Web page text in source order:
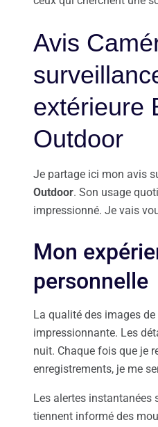
Avis
extérieure
Outdoor
Je partage ici mon avis
Outdoor. Son usage
impressionné. Je vais
Mon
personnelle
La qualité des images
impressionnante. Les
nuit. Chaque fois que je
enregistrements, je me
Les alertes instantanées
tiennent informé des